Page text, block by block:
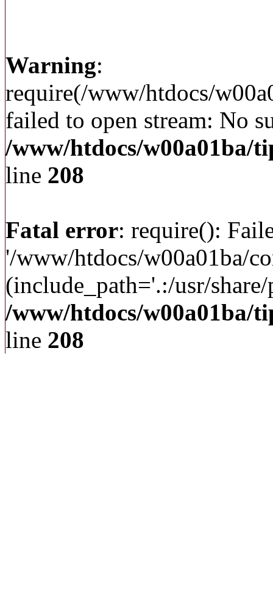
Warning:
require(/www/htdocs/
failed to open stream: No
/www/htdocs/w00a01ba/
line 208
Fatal error: require():
'/www/htdocs/w00a01ba/
(include_path='.:/usr/
/www/htdocs/w00a01ba/
line 208